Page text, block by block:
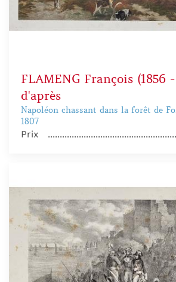
FLAMENG François (1856
d'après
Napoléon chassant dans la forêt de
1807
Prix